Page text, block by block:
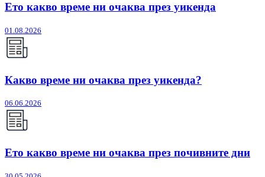
Ето какво време ни очаква през уикенда
01.08.2026
Какво време ни очаква през уикенда?
06.06.2026
Ето какво време ни очаква през почивните дни